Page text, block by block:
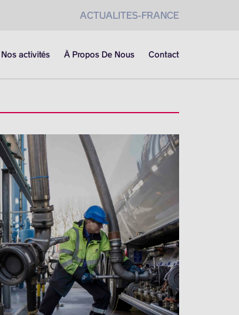
ACTUALITES-FRANCE
Nos activités À Propos De Nous Contact